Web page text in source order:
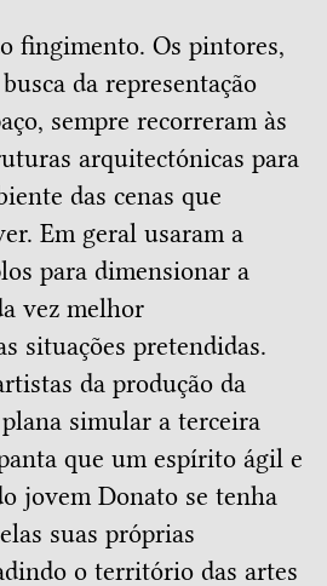
fingimento. Os pintores,
da representação
sempre recorreram às
arquitectónicas para
das cenas que
Em geral usaram a
para dimensionar a
vez melhor
situações pretendidas.
da produção da
simular a terceira
que um espírito ágil e
jovem Donato se tenha
suas próprias
o território das artes